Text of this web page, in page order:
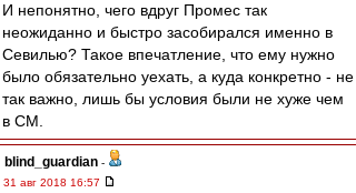
И непонятно, чего вдруг Промес так
неожиданно и быстро засобирался именно в
Севилью? Такое впечатление, что ему нужно
было обязательно уехать, а куда конкретно - не
так важно, лишь бы условия были не хуже чем
в СМ.
blind_guardian -
31 авг 2018 16:57